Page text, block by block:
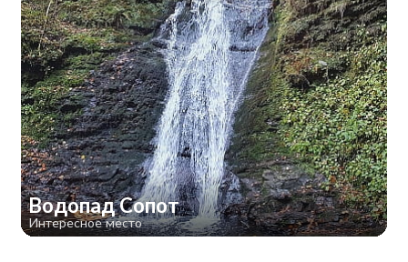
Водопад Сопот
Интересное место